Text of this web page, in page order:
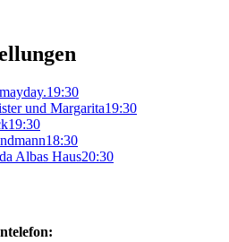
19:30
und Margarita19:30
19:30
18:30
Albas Haus20:30